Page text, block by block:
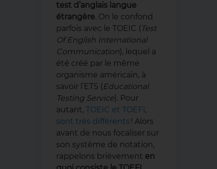
test d’anglais langue
étrangère. On le confond
parfois avec le TOEIC ( Test
Of English International
Communication), lequel a
été créé par le même
organisme américain, à
savoir l’ETS (Educational
Testing Service). Pour
autant,TOEIC et TOEFL
sont très différents ! Alors
avant de nous focaliser sur
son système de notation,
rappelons brièvement en